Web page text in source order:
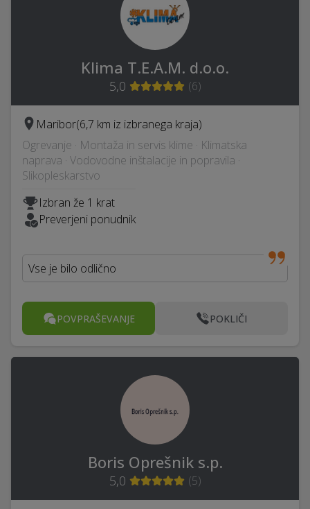
Klima T.E.A.M. d.o.o.
5,0 (6)
Maribor(6,7 km iz izbranega kraja)
Ogrevanje · Montaža in servis klime · Klimatska
naprava · Vodovodne inštalacije in popravila ·
Slikopleskarstvo
Izbran že 1 krat
Preverjeni ponudnik
Vse je bilo odlično
POVPRAŠEVANJE POKLIČI
Boris Oprešnik s.p.
5,0 (5)